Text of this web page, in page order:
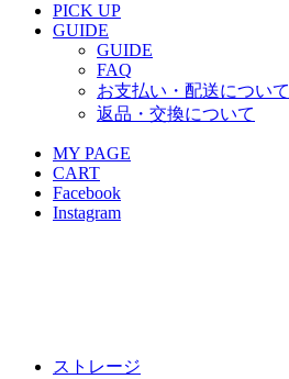
PICK UP
GUIDE
GUIDE
FAQ
お支払い・配送について
返品・交換について
MY PAGE
CART
Facebook
Instagram
ストレージ